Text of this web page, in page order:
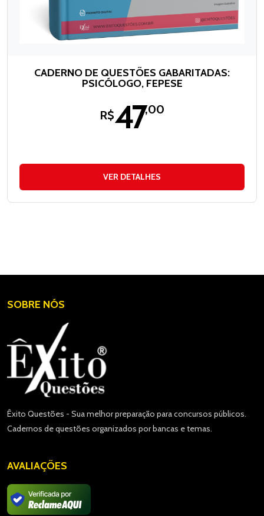
CADERNO DE QUESTÕES GABARITADAS:
PSICÓLOGO, FEPESE
R$47,00
VER DETALHES
SOBRE NÓS
Êxito Questões - Sua melhor preparação para concursos públicos.
Cadernos de questões organizados por bancas e temas.
AVALIAÇÕES